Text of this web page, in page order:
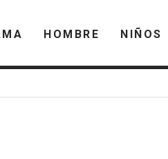
HOMBRE NIÑOS